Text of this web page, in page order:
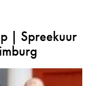
| Spreekuur